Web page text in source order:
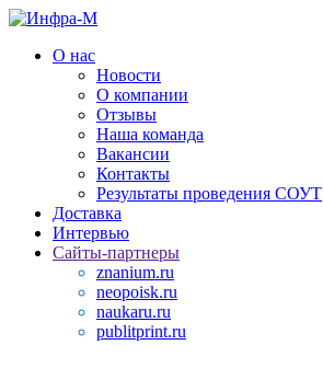
О нас
Новости
О компании
Отзывы
Наша команда
Вакансии
Контакты
Результаты проведения СОУТ
Доставка
Интервью
Сайты-партнеры
znanium.ru
neopoisk.ru
naukaru.ru
publitprint.ru